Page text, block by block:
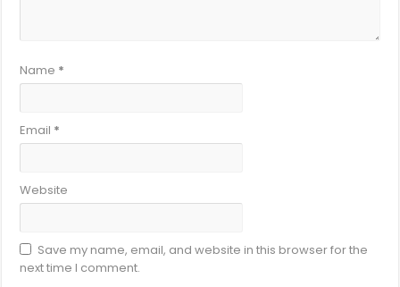
Name *
Email *
Website
Save my name, email, and website in this browser for the
next time I comment.